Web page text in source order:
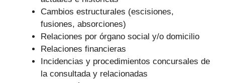
Cambios estructurales (escisiones,
fusiones, absorciones)
Relaciones por órgano social y/o domicilio
Relaciones financieras
Incidencias y procedimientos concursales de
la consultada y relacionadas